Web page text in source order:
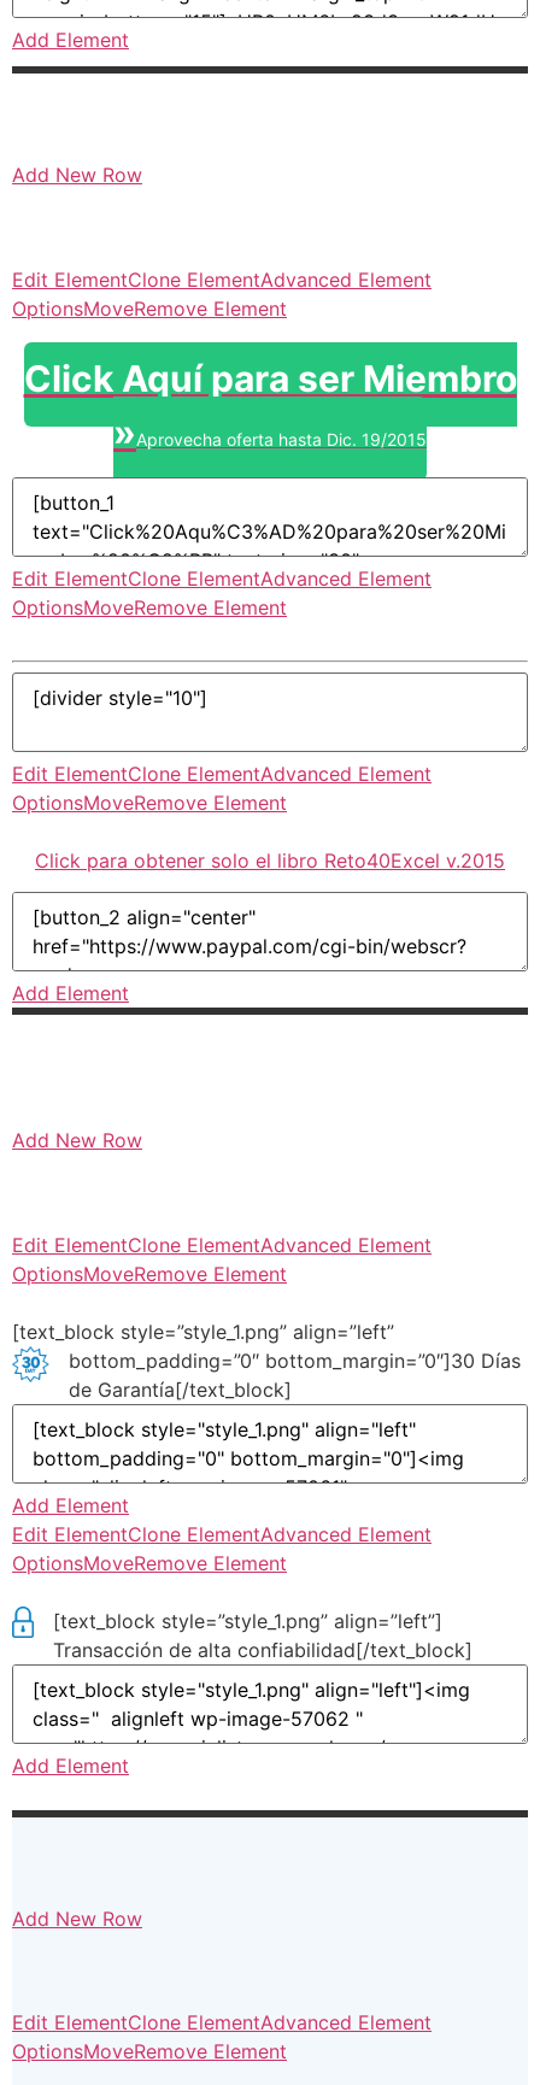
Add Element
Add New Row
Edit ElementClone ElementAdvanced Element
OptionsMoveRemove Element
Click Aquí para ser Miembro
»Aprovecha oferta hasta Dic. 19/2015
Edit ElementClone ElementAdvanced Element
OptionsMoveRemove Element
Edit ElementClone ElementAdvanced Element
OptionsMoveRemove Element
Click para obtener solo el libro Reto40Excel v.2015
Add Element
Add New Row
Edit ElementClone ElementAdvanced Element
OptionsMoveRemove Element
[text_block style=”style_1.png” align=”left”
bottom_padding=”0″ bottom_margin=”0″]30 Días
de Garantía[/text_block]
Add Element
Edit ElementClone ElementAdvanced Element
OptionsMoveRemove Element
[text_block style=”style_1.png” align=”left”]
Transacción de alta confiabilidad[/text_block]
Add Element
Add New Row
Edit ElementClone ElementAdvanced Element
OptionsMoveRemove Element